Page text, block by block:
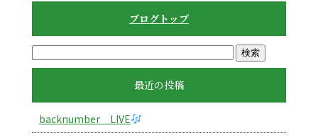
ブログトップ
最近の投稿
backnumber LIVE